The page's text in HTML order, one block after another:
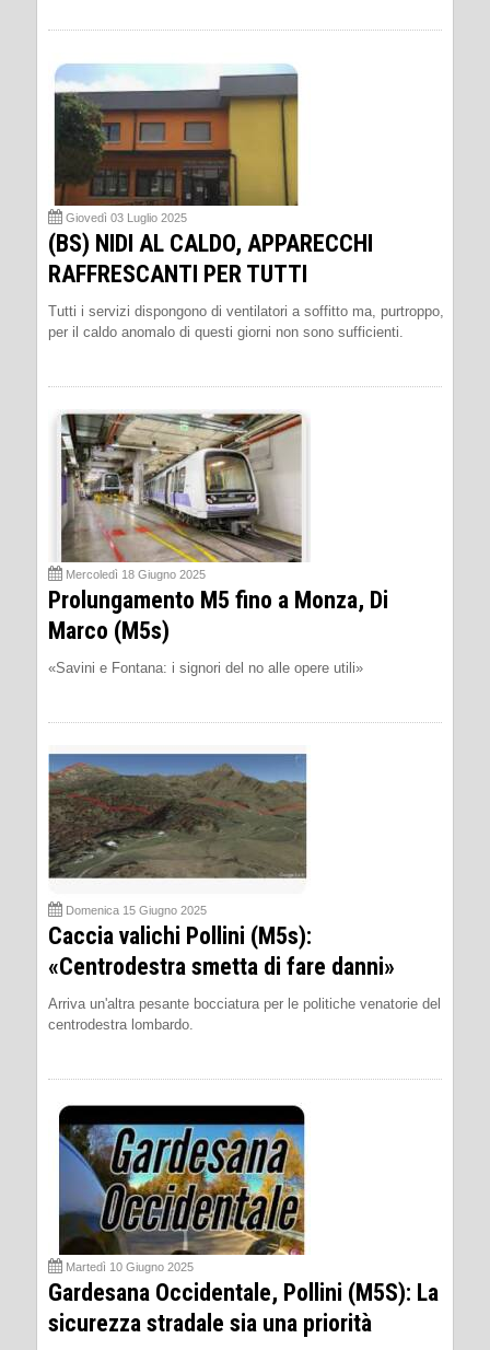
Giovedì 03 Luglio 2025
(BS) NIDI AL CALDO, APPARECCHI
RAFFRESCANTI PER TUTTI
Tutti i servizi dispongono di ventilatori a soffitto ma, purtroppo,
per il caldo anomalo di questi giorni non sono sufficienti.
Mercoledì 18 Giugno 2025
Prolungamento M5 fino a Monza, Di
Marco (M5s)
«Savini e Fontana: i signori del no alle opere utili»
Domenica 15 Giugno 2025
Caccia valichi Pollini (M5s):
«Centrodestra smetta di fare danni»
Arriva un'altra pesante bocciatura per le politiche venatorie del
centrodestra lombardo.
Martedì 10 Giugno 2025
Gardesana Occidentale, Pollini (M5S): La
sicurezza stradale sia una priorità